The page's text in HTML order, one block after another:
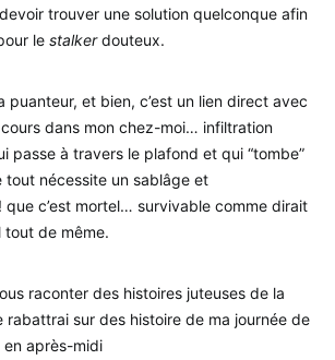
trouver une solution quelconque afin
le stalkerdouteux.
puanteur, et bien, c’est un lien direct avec
dans mon chez-moi… infiltration
passe à travers le plafond et qui “tombe”
tout nécessite un sablâge et
c’est mortel… survivable comme dirait
tout de même.
raconter des histoires juteuses de la
rabattrai sur des histoire de ma journée de
en après-midi